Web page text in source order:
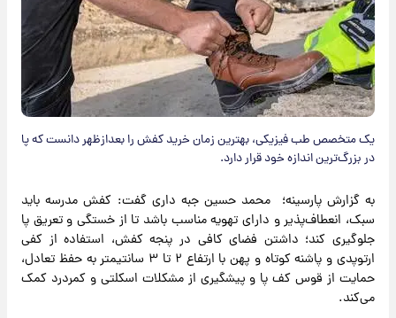
یک متخصص طب فیزیکی، بهترین زمان خرید کفش را بعدازظهر دانست که پا
در بزرگ‌ترین اندازه خود قرار دارد.
به گزارش پارسینه؛ محمد حسین جبه داری گفت: کفش مدرسه باید
سبک، انعطاف‌پذیر و دارای تهویه مناسب باشد تا از خستگی و تعریق پا
جلوگیری کند؛ داشتن فضای کافی در پنجه کفش، استفاده از کفی
ارتوپدی و پاشنه کوتاه و پهن با ارتفاع ۲ تا ۳ سانتیمتر به حفظ تعادل،
حمایت از قوس کف پا و پیشگیری از مشکلات اسکلتی و کمردرد کمک
می‌کند.